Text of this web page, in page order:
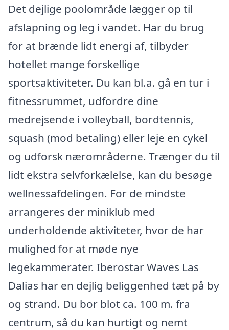
Det dejlige poolområde lægger op til
afslapning og leg i vandet. Har du brug
for at brænde lidt energi af, tilbyder
hotellet mange forskellige
sportsaktiviteter. Du kan bl.a. gå en tur i
fitnessrummet, udfordre dine
medrejsende i volleyball, bordtennis,
squash (mod betaling) eller leje en cykel
og udforsk nærområderne. Trænger du til
lidt ekstra selvforkælelse, kan du besøge
wellnessafdelingen. For de mindste
arrangeres der miniklub med
underholdende aktiviteter, hvor de har
mulighed for at møde nye
legekammerater. Iberostar Waves Las
Dalias har en dejlig beliggenhed tæt på by
og strand. Du bor blot ca. 100 m. fra
centrum, så du kan hurtigt og nemt